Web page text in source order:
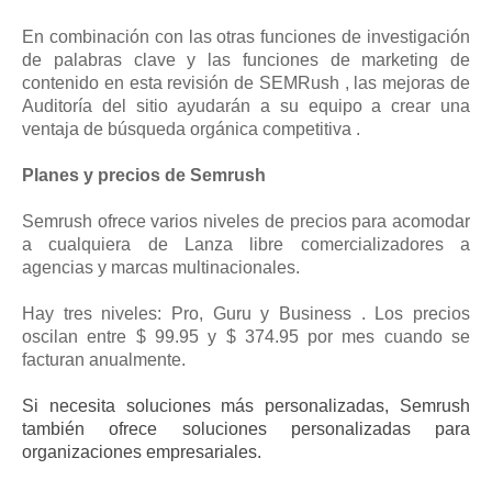
En combinación con las otras funciones de investigación
de palabras clave y las funciones de marketing de
contenido en esta revisión de SEMRush , las mejoras de
Auditoría del sitio ayudarán a su equipo a crear una
ventaja de búsqueda orgánica competitiva .
Planes y precios de Semrush
Semrush ofrece varios niveles de precios para acomodar
a cualquiera de Lanza libre comercializadores a
agencias y marcas multinacionales.
Hay tres niveles: Pro, Guru y Business . Los precios
oscilan entre $ 99.95 y $ 374.95 por mes cuando se
facturan anualmente.
Si necesita soluciones más personalizadas, Semrush
también ofrece soluciones personalizadas para
organizaciones empresariales.